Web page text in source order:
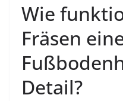
Wie
Fräsen
Detail?